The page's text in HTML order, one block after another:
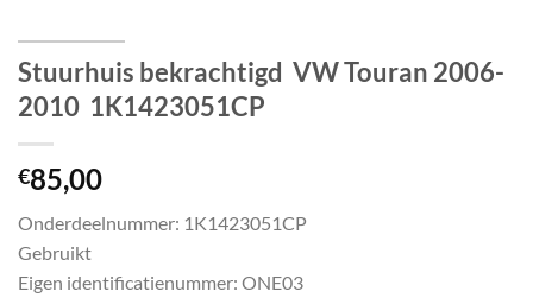
Stuurhuis bekrachtigd VW Touran 2006-
2010 1K1423051CP
€85,00
Onderdeelnummer: 1K1423051CP
Gebruikt
Eigen identificatienummer: ONE03